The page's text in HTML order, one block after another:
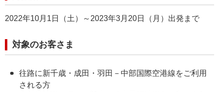
2022年10月1日（土）～2023年3月20日（月）出発まで
対象のお客さま
往路に新千歳・成田・羽田－中部国際空港線をご利用
される方